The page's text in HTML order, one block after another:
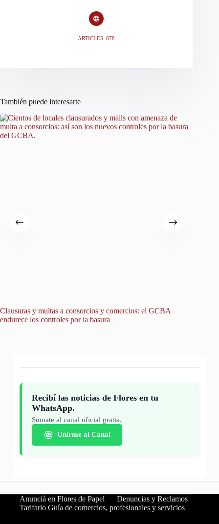
ARTICLES: 878
También puede interesarte
Clausuras y multas a consorcios y comercios: el GCBA
endurece los controles por la basura
Recibí las noticias de Flores en tu
WhatsApp.
Sumate al canal oficial gratis.
Unirme al Canal
Anunciá en Flores de Papel
Denuncias y Reclamos
Tarifario Guía de comercios, profesionales y servicios